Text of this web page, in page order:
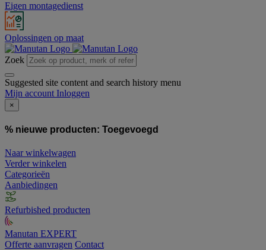
Eigen montagedienst
Oplossingen op maat
Zoek
Suggested site content and search history menu
Mijn account Inloggen
×
% nieuwe producten: Toegevoegd
Naar winkelwagen
Verder winkelen
Categorieën
Aanbiedingen
Refurbished producten
Manutan EXPERT
Offerte aanvragen Contact